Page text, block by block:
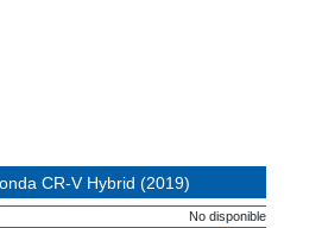
CR-V Hybrid (2019)
No disponible